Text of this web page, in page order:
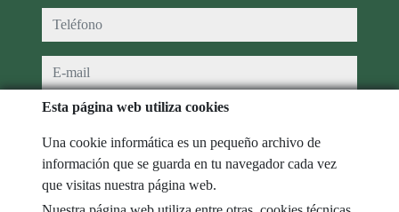
teléfono
e-mail
He leído y acepto las condiciones de uso y
mensaje
Esta página web utiliza cookies
Una cookie informática es un pequeño archivo de
información que se guarda en tu navegador cada vez
que visitas nuestra página web.